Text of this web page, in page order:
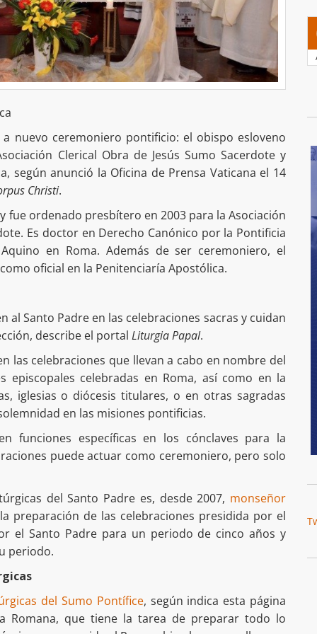
nuevo ceremoniero pontificio: el obispo esloveno
Clerical Obra de Jesús Sumo Sacerdote y
según anunció la Oficina de Prensa Vaticana el 14
Christi.
fue ordenado presbítero en 2003 para la Asociación
Es doctor en Derecho Canónico por la Pontificia
en Roma. Además de ser ceremoniero, el
oficial en la Penitenciaría Apostólica.
al Santo Padre en las celebraciones sacras y cuidan
describe el portal Liturgia Papal.
las celebraciones que llevan a cabo en nombre del
episcopales celebradas en Roma, así como en la
iglesias o diócesis titulares, o en otras sagradas
en las misiones pontificias.
funciones específicas en los cónclaves para la
puede actuar como ceremoniero, pero solo
del Santo Padre es, desde 2007, monseñor
preparación de las celebraciones presidida por el
el Santo Padre para un periodo de cinco años y
periodo.
del Sumo Pontífice, según indica esta página
Romana, que tiene la tarea de preparar todo lo